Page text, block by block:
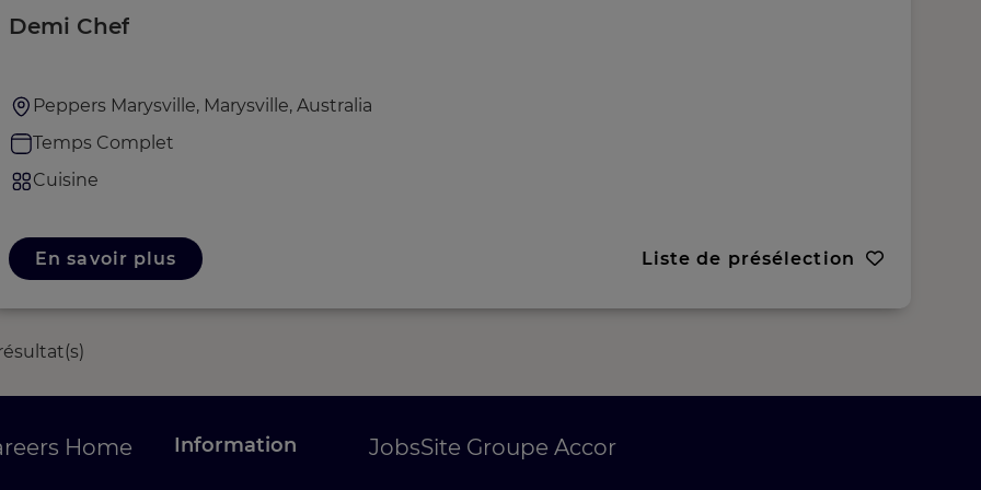
Demi Chef
Peppers Marysville, Marysville, Australia
Temps Complet
Cuisine
En savoir plus Liste de présélection
Home Information JobsSite Groupe Accor